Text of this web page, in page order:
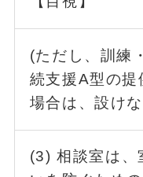
(ただし、訓練
続支援A型の提
場合は、設け
(3) 相談室は、